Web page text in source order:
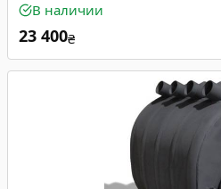
В наличии
23 400₴